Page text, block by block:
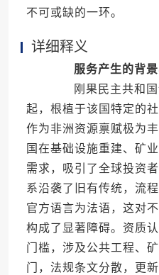
不可或缺的一环。
详细释义
服务产生的背
刚果民主共和国
起，根植于该国特定的
作为非洲资源禀赋极为
国在基础设施重建、矿
需求，吸引了全球投资
系沿袭了旧有传统，流
官方语言为法语，这对
构成了显著障碍。资质
门槛，涉及公共工程、
门，法规条文分散，更